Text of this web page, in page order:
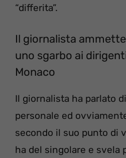
“differita”.
Il giornalista
uno sgarbo ai
Monaco
Il giornalista ha parlato
personale ed
secondo il suo punto di
ha del singolare e svela